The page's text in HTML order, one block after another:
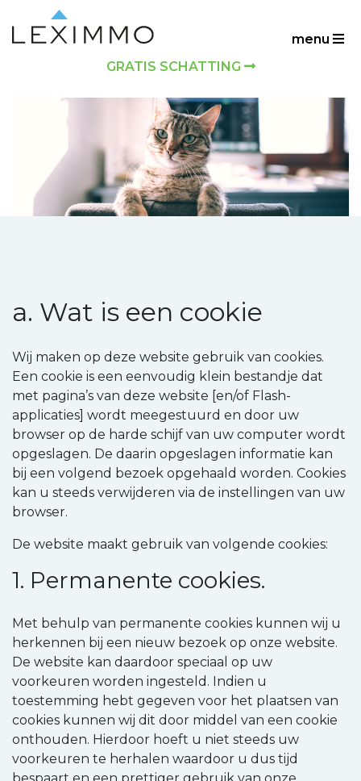
menu
GRATIS SCHATTING
a. Wat is een cookie
Wij maken op deze website gebruik van cookies.
Een cookie is een eenvoudig klein bestandje dat
met pagina’s van deze website [en/of Flash-
applicaties] wordt meegestuurd en door uw
browser op de harde schijf van uw computer wordt
opgeslagen. De daarin opgeslagen informatie kan
bij een volgend bezoek opgehaald worden. Cookies
kan u steeds verwijderen via de instellingen van uw
browser.
De website maakt gebruik van volgende cookies:
1. Permanente cookies.
Met behulp van permanente cookies kunnen wij u
herkennen bij een nieuw bezoek op onze website.
De website kan daardoor speciaal op uw
voorkeuren worden ingesteld. Indien u
toestemming hebt gegeven voor het plaatsen van
cookies kunnen wij dit door middel van een cookie
onthouden. Hierdoor hoeft u niet steeds uw
voorkeuren te herhalen waardoor u dus tijd